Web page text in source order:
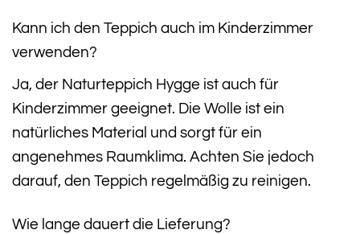
Kann ich den Teppich auch im Kinderzimmer
verwenden?
Ja, der Naturteppich Hygge ist auch für
Kinderzimmer geeignet. Die Wolle ist ein
natürliches Material und sorgt für ein
angenehmes Raumklima. Achten Sie jedoch
darauf, den Teppich regelmäßig zu reinigen.
Wie lange dauert die Lieferung?